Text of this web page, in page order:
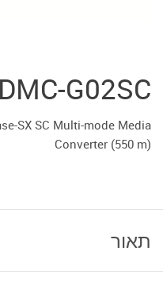
DMC-G02SC
SX SC Multi-mode Media
Converter (550 m)
תאור